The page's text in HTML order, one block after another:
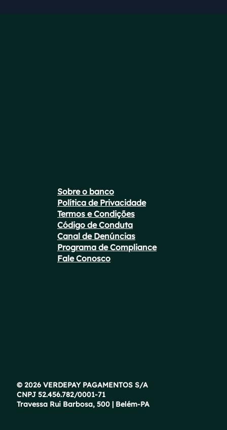
© 2026 VERDEPAY PAGAMENTOS S/A
CNPJ 52.456.782/0001-71
Travessa Rui Barbosa, 500 | Belém-PA
Sobre o banco
Política de Privacidade
Termos e Condições
Código de Conduta
Canal de Denúncias
Programa de Compliance
Fale Conosco